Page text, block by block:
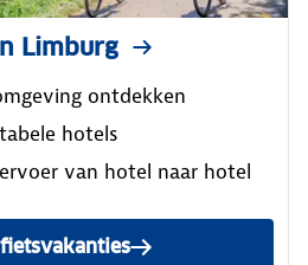
Limburg
ontdekken
hotels
van hotel naar hotel